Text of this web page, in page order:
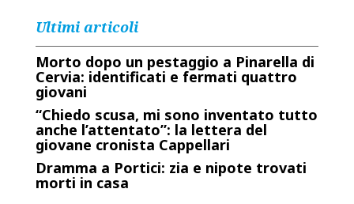
Ultimi articoli
Morto dopo un pestaggio a Pinarella di
Cervia: identificati e fermati quattro
giovani
“Chiedo scusa, mi sono inventato tutto
anche l’attentato”: la lettera del
giovane cronista Cappellari
Dramma a Portici: zia e nipote trovati
morti in casa